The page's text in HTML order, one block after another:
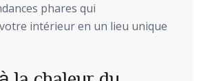
phares qui
intérieur en un lieu unique